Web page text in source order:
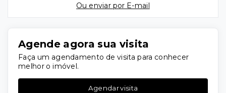
Ou enviar por E-mail
Agende agora sua visita
Faça um agendamento de visita para conhecer
melhor o imóvel.
Agendar visita